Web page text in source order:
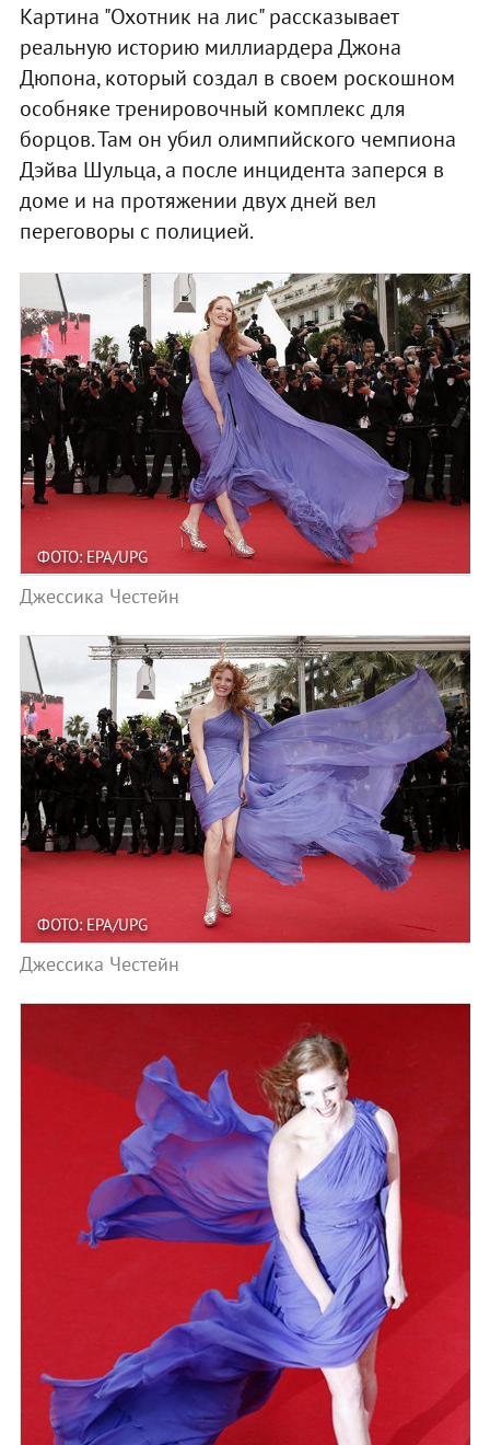
Картина "Охотник на лис" рассказывает
реальную историю миллиардера Джона
Дюпона, который создал в своем роскошном
особняке тренировочный комплекс для
борцов. Там он убил олимпийского чемпиона
Дэйва Шульца, а после инцидента заперся в
доме и на протяжении двух дней вел
переговоры с полицией.
ФОТО: EPA/UPG
Джессика Честейн
ФОТО: EPA/UPG
Джессика Честейн